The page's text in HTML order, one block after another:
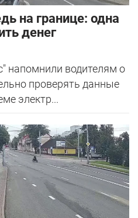
на границе: одна
денег
напомнили водителям о
проверять данные
электр...